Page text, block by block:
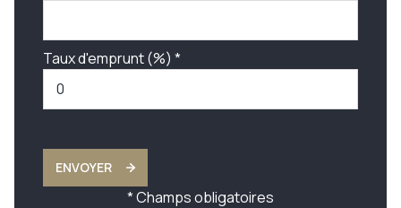
Taux d'emprunt (%) *
ENVOYER
* Champs obligatoires